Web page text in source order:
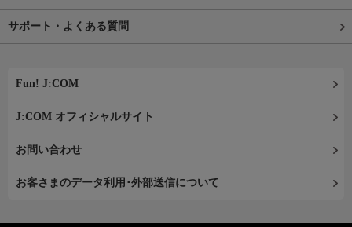
サポート・よくある質問
Fun! J:COM
J:COM オフィシャルサイト
お問い合わせ
お客さまのデータ利用･外部送信について